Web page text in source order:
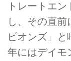
トレートエ
し、その直
ピオンズ」
年にはデイモ